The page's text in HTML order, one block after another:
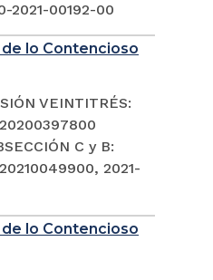
2021-00192-00
lo Contencioso
VEINTITRÉS:
C y B:
2021-
lo Contencioso